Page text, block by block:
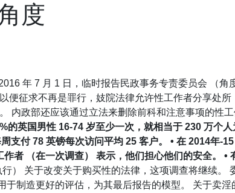
度
年 7 月 1 日，临时报告民政事务专责委员会 （
便征求不再是罪行，妓院法律允许性工作者分享处
内政部还应该通过立法来删除前科和注意事项的性
的英国男性 16-74 岁至少一次，就相当于 230 万个
支付 78 英镑每次访问平均 25 客户。 • 在 2014年-
者 （在一次调查） 表示，他们担心他们的安全。
） 关于改变关于购买性的法律，这项调查将继续。
于制造更好的评估，为其最后报告的模型。 关于卖